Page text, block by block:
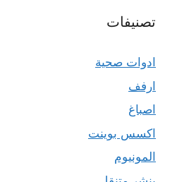
تصنيفات
ادوات صحية
ارفف
اصباغ
اكسس بوينت
المونيوم